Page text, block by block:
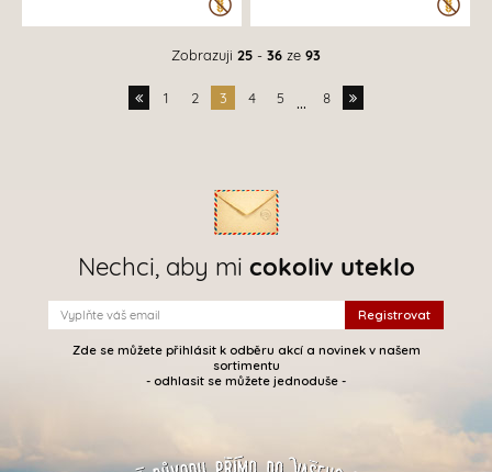
Zobrazuji 25 - 36 ze 93
1 2 3 4 5 ... 8
Nechci, aby mi cokoliv uteklo
Zde se můžete přihlásit k odběru akcí a novinek v našem
sortimentu
- odhlasit se můžete jednoduše -